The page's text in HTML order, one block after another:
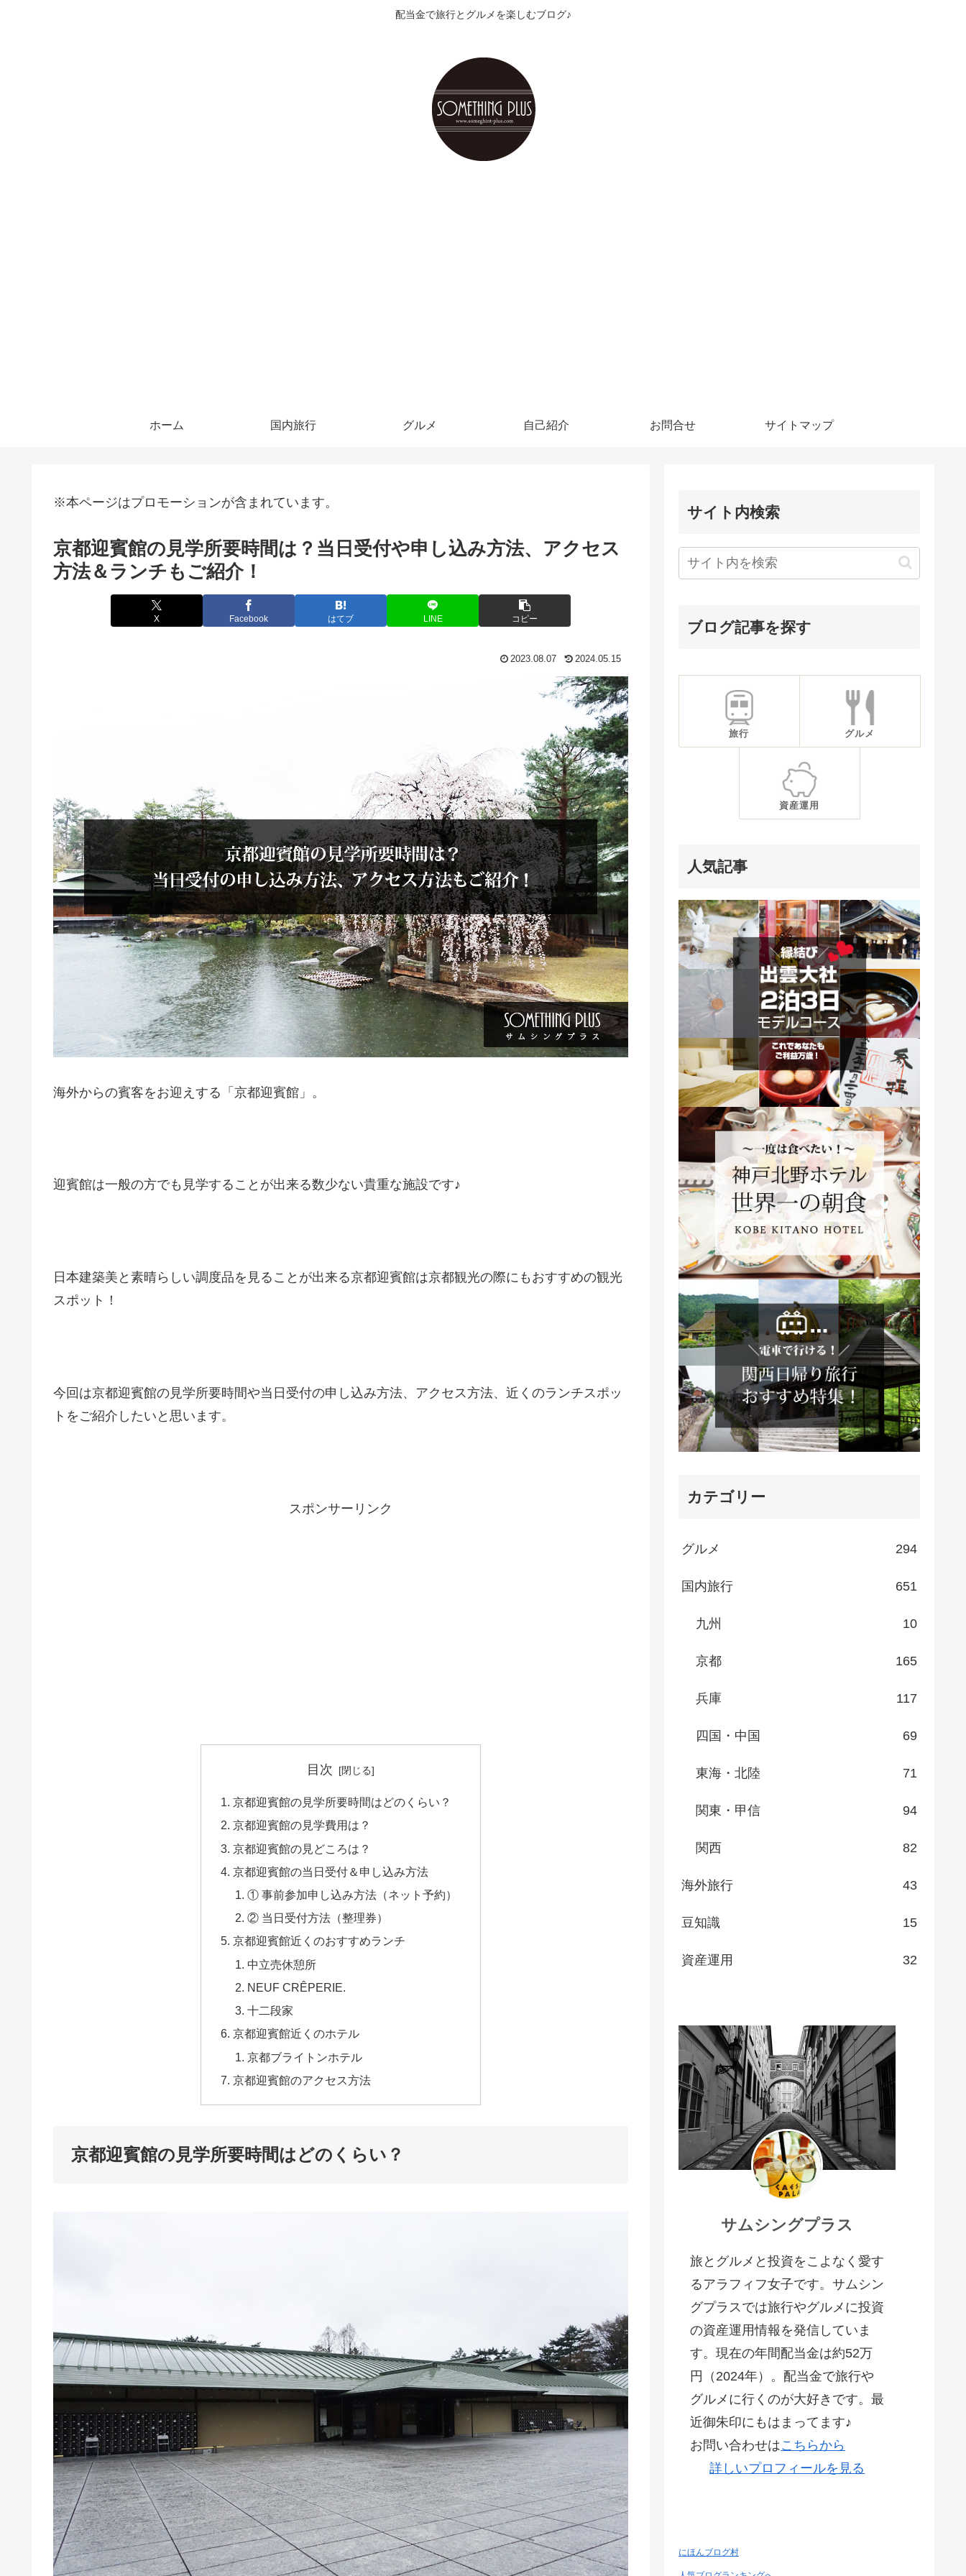
配当金で旅行とグルメを楽しむブログ♪
ホーム 国内旅行 グルメ 自己紹介 お問合せ サイトマップ
※本ページはプロモーションが含まれています。
京都迎賓館の見学所要時間は？当日受付や申し込み方法、アクセス
方法＆ランチもご紹介！
X Facebook はてブ LINE コピー
2023.08.07 2024.05.15
海外からの賓客をお迎えする「京都迎賓館」。
迎賓館は一般の方でも見学することが出来る数少ない貴重な施設です♪
日本建築美と素晴らしい調度品を見ることが出来る京都迎賓館は京都観光の際にもおすすめの観光
スポット！
今回は京都迎賓館の見学所要時間や当日受付の申し込み方法、アクセス方法、近くのランチスポッ
トをご紹介したいと思います。
スポンサーリンク
目次
京都迎賓館の見学所要時間はどのくらい？
京都迎賓館の見学費用は？
京都迎賓館の見どころは？
京都迎賓館の当日受付＆申し込み方法
① 事前参加申し込み方法（ネット予約）
② 当日受付方法（整理券）
京都迎賓館近くのおすすめランチ
中立売休憩所
NEUF CRÊPERIE.
十二段家
京都迎賓館近くのホテル
京都ブライトンホテル
京都迎賓館のアクセス方法
京都迎賓館の見学所要時間はどのくらい？
サイト内検索
ブログ記事を探す
旅行 グルメ
資産運用
人気記事
カテゴリー
グルメ 294
国内旅行 651
九州 10
京都 165
兵庫 117
四国・中国 69
東海・北陸 71
関東・甲信 94
関西 82
海外旅行 43
豆知識 15
資産運用 32
サムシングプラス
旅とグルメと投資をこよなく愛す
るアラフィフ女子です。サムシン
グプラスでは旅行やグルメに投資
の資産運用情報を発信していま
す。現在の年間配当金は約52万
円（2024年）。配当金で旅行や
グルメに行くのが大好きです。最
近御朱印にもはまってます♪
お問い合わせはこちらから
詳しいプロフィールを見る
にほんブログ村